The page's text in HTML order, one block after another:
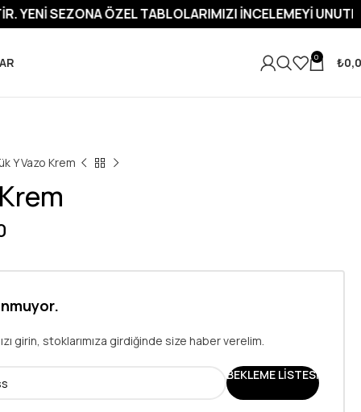
ÖZEL TABLOLARIMIZI İNCELEMEYI UNUTMAYIN.YENI
0 ₺
Y Vazo Krem
girin, stoklarımıza girdiğinde size haber verelim.
BEKLEME LISTESI